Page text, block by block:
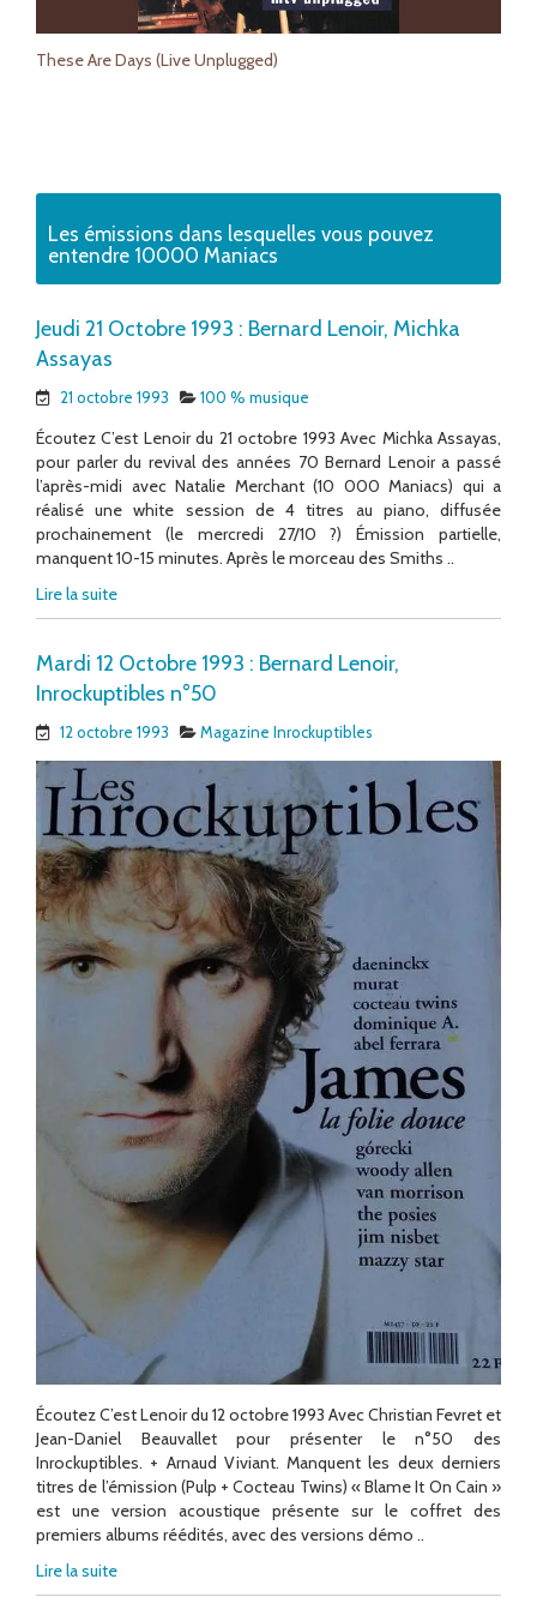
These Are Days (Live Unplugged)
Les émissions dans lesquelles vous pouvez
entendre 10000 Maniacs
Jeudi 21 Octobre 1993 : Bernard Lenoir, Michka
Assayas
21 octobre 1993 100 % musique
Écoutez C’est Lenoir du 21 octobre 1993 Avec Michka Assayas,
pour parler du revival des années 70 Bernard Lenoir a passé
l’après-midi avec Natalie Merchant (10 000 Maniacs) qui a
réalisé une white session de 4 titres au piano, diffusée
prochainement (le mercredi 27/10 ?) Émission partielle,
manquent 10-15 minutes. Après le morceau des Smiths ..
Lire la suite
Mardi 12 Octobre 1993 : Bernard Lenoir,
Inrockuptibles n°50
12 octobre 1993 Magazine Inrockuptibles
Écoutez C’est Lenoir du 12 octobre 1993 Avec Christian Fevret et
Jean-Daniel Beauvallet pour présenter le n°50 des
Inrockuptibles. + Arnaud Viviant. Manquent les deux derniers
titres de l’émission (Pulp + Cocteau Twins) « Blame It On Cain »
est une version acoustique présente sur le coffret des
premiers albums réédités, avec des versions démo ..
Lire la suite